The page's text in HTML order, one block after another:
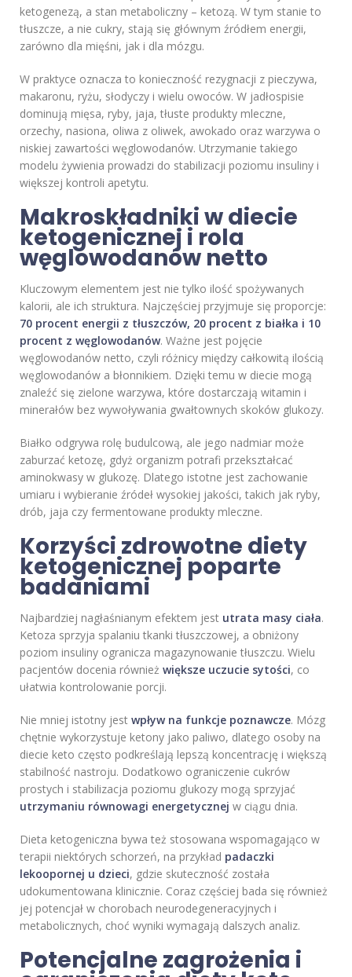
ketogenezą, a stan metaboliczny – ketozą. W tym stanie to
tłuszcze, a nie cukry, stają się głównym źródłem energii,
zarówno dla mięśni, jak i dla mózgu.
W praktyce oznacza to konieczność rezygnacji z pieczywa,
makaronu, ryżu, słodyczy i wielu owoców. W jadłospisie
dominują mięsa, ryby, jaja, tłuste produkty mleczne,
orzechy, nasiona, oliwa z oliwek, awokado oraz warzywa o
niskiej zawartości węglowodanów. Utrzymanie takiego
modelu żywienia prowadzi do stabilizacji poziomu insuliny i
większej kontroli apetytu.
Makroskładniki w diecie
ketogenicznej i rola
węglowodanów netto
Kluczowym elementem jest nie tylko ilość spożywanych
kalorii, ale ich struktura. Najczęściej przyjmuje się proporcje:
70 procent energii z tłuszczów, 20 procent z białka i 10
procent z węglowodanów. Ważne jest pojęcie
węglowodanów netto, czyli różnicy między całkowitą ilością
węglowodanów a błonnikiem. Dzięki temu w diecie mogą
znaleźć się zielone warzywa, które dostarczają witamin i
minerałów bez wywoływania gwałtownych skoków glukozy.
Białko odgrywa rolę budulcową, ale jego nadmiar może
zaburzać ketozę, gdyż organizm potrafi przekształcać
aminokwasy w glukozę. Dlatego istotne jest zachowanie
umiaru i wybieranie źródeł wysokiej jakości, takich jak ryby,
drób, jaja czy fermentowane produkty mleczne.
Korzyści zdrowotne diety
ketogenicznej poparte
badaniami
Najbardziej nagłaśnianym efektem jest utrata masy ciała.
Ketoza sprzyja spalaniu tkanki tłuszczowej, a obniżony
poziom insuliny ogranicza magazynowanie tłuszczu. Wielu
pacjentów docenia również większe uczucie sytości, co
ułatwia kontrolowanie porcji.
Nie mniej istotny jest wpływ na funkcje poznawcze. Mózg
chętnie wykorzystuje ketony jako paliwo, dlatego osoby na
diecie keto często podkreślają lepszą koncentrację i większą
stabilność nastroju. Dodatkowo ograniczenie cukrów
prostych i stabilizacja poziomu glukozy mogą sprzyjać
utrzymaniu równowagi energetycznej w ciągu dnia.
Dieta ketogeniczna bywa też stosowana wspomagająco w
terapii niektórych schorzeń, na przykład padaczki
lekoopornej u dzieci, gdzie skuteczność została
udokumentowana klinicznie. Coraz częściej bada się również
jej potencjał w chorobach neurodegeneracyjnych i
metabolicznych, choć wyniki wymagają dalszych analiz.
Potencjalne zagrożenia i